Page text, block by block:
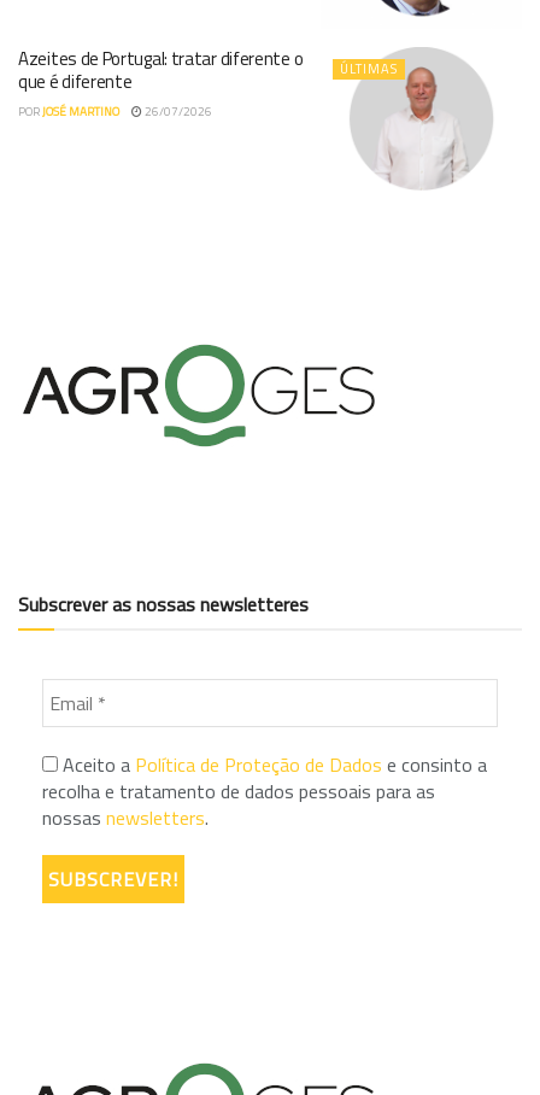
ÚLTIMAS
Azeites de Portugal: tratar diferente o
que é diferente
PORJOSÉ MARTINO 26/07/2026
Subscrever as nossas newsletteres
Aceito a Política de Proteção de Dados e consinto a
recolha e tratamento de dados pessoais para as
nossas newsletters.